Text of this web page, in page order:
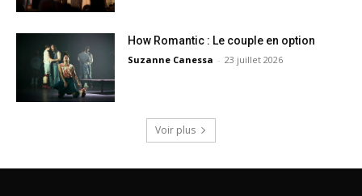
How Romantic : Le couple en option
Suzanne Canessa - 23 juillet 2026
Voir plus